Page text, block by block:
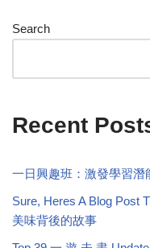
Search
Recent
一日興趣班：激發學習潛
Sure, Heres A Blog Post
美味背後的故事